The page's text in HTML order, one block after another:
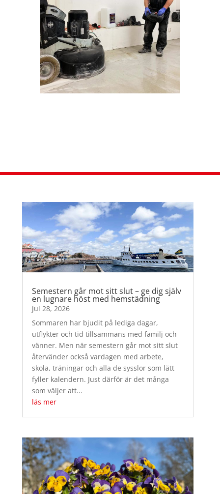
Semestern går mot sitt slut – ge dig själv
en lugnare höst med hemstädning
jul 28, 2026
Sommaren har bjudit på lediga dagar,
utflykter och tid tillsammans med familj och
vänner. Men när semestern går mot sitt slut
återvänder också vardagen med arbete,
skola, träningar och alla de sysslor som lätt
fyller kalendern. Just därför är det många
som väljer att...
läs mer